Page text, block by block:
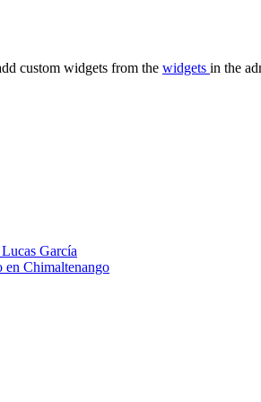
custom widgets from the widgets in the
García
en Chimaltenango